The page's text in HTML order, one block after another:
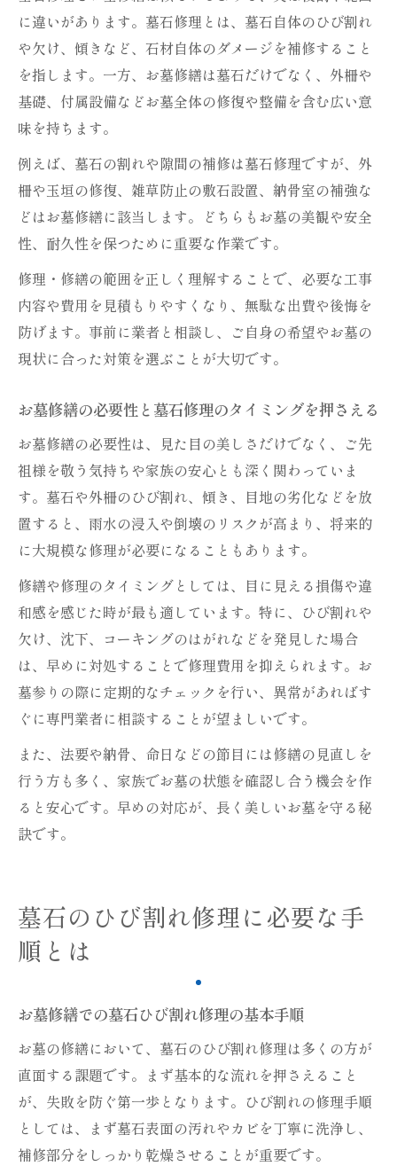
に違いがあります。墓石修理とは、墓石自体のひび割れ
や欠け、傾きなど、石材自体のダメージを補修すること
を指します。一方、お墓修繕は墓石だけでなく、外柵や
基礎、付属設備などお墓全体の修復や整備を含む広い意
味を持ちます。
例えば、墓石の割れや隙間の補修は墓石修理ですが、外
柵や玉垣の修復、雑草防止の敷石設置、納骨室の補強な
どはお墓修繕に該当します。どちらもお墓の美観や安全
性、耐久性を保つために重要な作業です。
修理・修繕の範囲を正しく理解することで、必要な工事
内容や費用を見積もりやすくなり、無駄な出費や後悔を
防げます。事前に業者と相談し、ご自身の希望やお墓の
現状に合った対策を選ぶことが大切です。
お墓修繕の必要性と墓石修理のタイミングを押さえる
お墓修繕の必要性は、見た目の美しさだけでなく、ご先
祖様を敬う気持ちや家族の安心とも深く関わっていま
す。墓石や外柵のひび割れ、傾き、目地の劣化などを放
置すると、雨水の浸入や倒壊のリスクが高まり、将来的
に大規模な修理が必要になることもあります。
修繕や修理のタイミングとしては、目に見える損傷や違
和感を感じた時が最も適しています。特に、ひび割れや
欠け、沈下、コーキングのはがれなどを発見した場合
は、早めに対処することで修理費用を抑えられます。お
墓参りの際に定期的なチェックを行い、異常があればす
ぐに専門業者に相談することが望ましいです。
また、法要や納骨、命日などの節目には修繕の見直しを
行う方も多く、家族でお墓の状態を確認し合う機会を作
ると安心です。早めの対応が、長く美しいお墓を守る秘
訣です。
墓石のひび割れ修理に必要な手
順とは
お墓修繕での墓石ひび割れ修理の基本手順
お墓の修繕において、墓石のひび割れ修理は多くの方が
直面する課題です。まず基本的な流れを押さえること
が、失敗を防ぐ第一歩となります。ひび割れの修理手順
としては、まず墓石表面の汚れやカビを丁寧に洗浄し、
補修部分をしっかり乾燥させることが重要です。